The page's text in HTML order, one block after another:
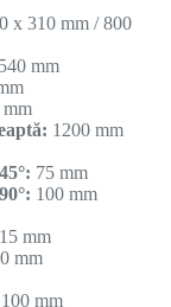
x 310 mm / 800
mm
1200 mm
75 mm
100 mm
mm
mm
mm